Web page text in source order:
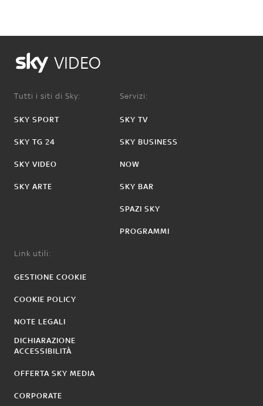
VIDEO
Tutti i siti di Sky:
SKY SPORT
SKY TG 24
SKY VIDEO
SKY ARTE
Servizi:
SKY TV
SKY BUSINESS
NOW
SKY BAR
SPAZI SKY
PROGRAMMI
Link utili:
GESTIONE COOKIE
COOKIE POLICY
NOTE LEGALI
DICHIARAZIONE
ACCESSIBILITÀ
OFFERTA SKY MEDIA
CORPORATE